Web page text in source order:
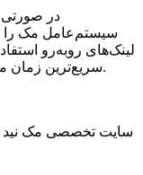
در صورتی
سیستم‌عامل مک را
لینک‌های رو‌به‌رو
سریع‌ترین زمان ممکن بر روی سیستم شما نصب و کرک شود.
سایت تخصصی مک نید